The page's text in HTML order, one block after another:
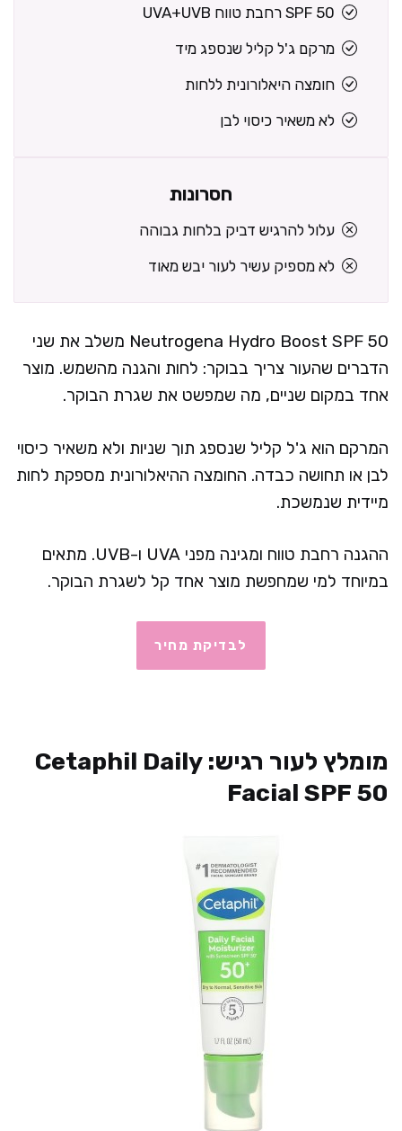
SPF 50 רחבת טווח UVA+UVB
מרקם ג'ל קליל שנספג מיד
חומצה היאלורונית ללחות
לא משאיר כיסוי לבן
חסרונות
עלול להרגיש דביק בלחות גבוהה
לא מספיק עשיר לעור יבש מאוד
Neutrogena Hydro Boost SPF 50 משלב את שני
הדברים שהעור צריך בבוקר: לחות והגנה מהשמש. מוצר
אחד במקום שניים, מה שמפשט את שגרת הבוקר.
המרקם הוא ג'ל קליל שנספג תוך שניות ולא משאיר כיסוי
לבן או תחושה כבדה. החומצה ההיאלורונית מספקת לחות
מיידית שנמשכת.
ההגנה רחבת טווח ומגינה מפני UVA ו-UVB. מתאים
במיוחד למי שמחפשת מוצר אחד קל לשגרת הבוקר.
לבדיקת מחיר
מומלץ לעור רגיש: Cetaphil Daily
Facial SPF 50